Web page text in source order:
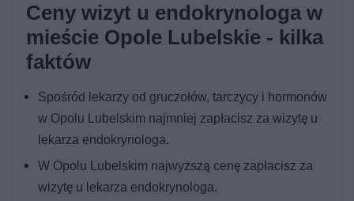
Ceny wizyt u endokrynologa w
mieście Opole Lubelskie - kilka
faktów
Spośród lekarzy od gruczołów, tarczycy i hormonów
w Opolu Lubelskim najmniej zapłacisz za wizytę u
lekarza endokrynologa.
W Opolu Lubelskim najwyższą cenę zapłacisz za
wizytę u lekarza endokrynologa.